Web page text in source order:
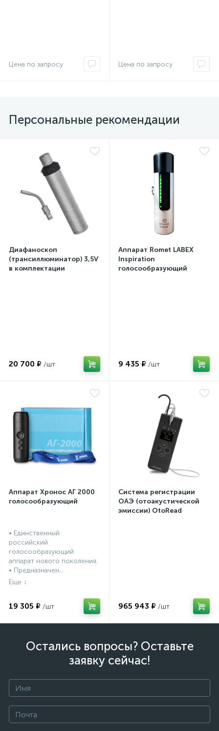
Персональные рекомендации
Диафаноскоп
(трансиллюминатор) 3,5V
в комплектации
20 700 ₽
Аппарат Romet LABEX
Inspiration
голосообразующий
9 435 ₽
Аппарат Хронос АГ 2000
голосообразующий
• Единственный
российский
голосообразующий
аппарат нового поколения.
• Предназначен...
19 305 ₽
Система регистрации
ОАЭ (отоакустической
эмиссии) OtoRead
965 943 ₽
Остались вопросы? Оставьте
заявку сейчас!